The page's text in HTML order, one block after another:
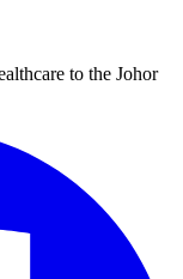
to the Johor